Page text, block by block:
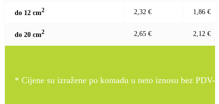
do 12 cm2 2,32 € 1,86 €
do 20 cm2 2,65 € 2,12 €
* Cijene su izražene po komadu u neto iznosu bez PDV-